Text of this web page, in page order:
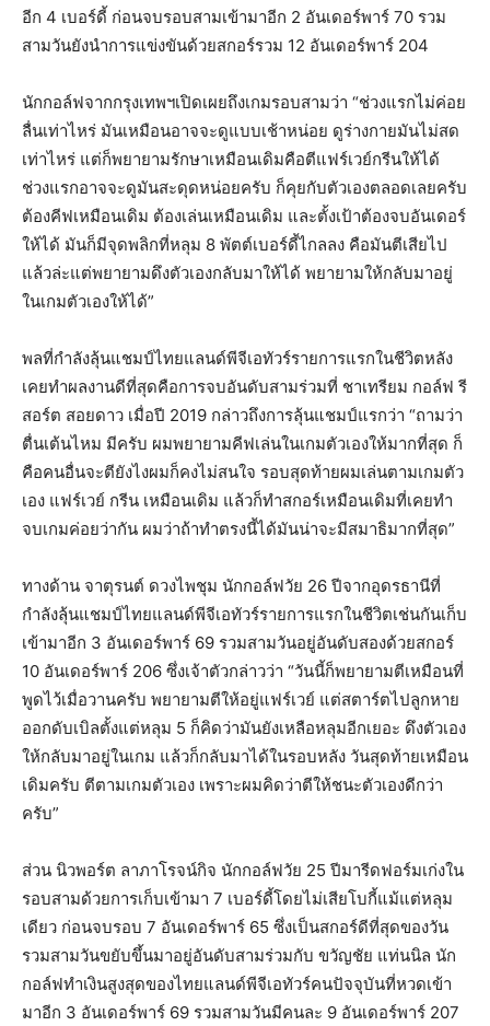
อีก 4 เบอร์ดี้ ก่อนจบรอบสามเข้ามาอีก 2 อันเดอร์พาร์ 70 รวม
สามวันยังนำการแข่งขันด้วยสกอร์รวม 12 อันเดอร์พาร์ 204
นักกอล์ฟจากกรุงเทพฯเปิดเผยถึงเกมรอบสามว่า “ช่วงแรกไม่ค่อย
ลื่นเท่าไหร่ มันเหมือนอาจจะดูแบบเช้าหน่อย ดูร่างกายมันไม่สด
เท่าไหร่ แต่ก็พยายามรักษาเหมือนเดิมคือตีแฟร์เวย์กรีนให้ได้
ช่วงแรกอาจจะดูมันสะดุดหน่อยครับ ก็คุยกับตัวเองตลอดเลยครับ
ต้องคีฟเหมือนเดิม ต้องเล่นเหมือนเดิม และตั้งเป้าต้องจบอันเดอร์
ให้ได้ มันก็มีจุดพลิกที่หลุม 8 พัตต์เบอร์ดี้ไกลลง คือมันตีเสียไป
แล้วล่ะแต่พยายามดึงตัวเองกลับมาให้ได้ พยายามให้กลับมาอยู่
ในเกมตัวเองให้ได้”
พลที่กำลังลุ้นแชมป์ไทยแลนด์พีจีเอทัวร์รายการแรกในชีวิตหลัง
เคยทำผลงานดีที่สุดคือการจบอันดับสามร่วมที่ ชาเทรียม กอล์ฟ รี
สอร์ต สอยดาว เมื่อปี 2019 กล่าวถึงการลุ้นแชมป์แรกว่า “ถามว่า
ตื่นเต้นไหม มีครับ ผมพยายามคีฟเล่นในเกมตัวเองให้มากที่สุด ก็
คือคนอื่นจะตียังไงผมก็คงไม่สนใจ รอบสุดท้ายผมเล่นตามเกมตัว
เอง แฟร์เวย์ กรีน เหมือนเดิม แล้วก็ทำสกอร์เหมือนเดิมที่เคยทำ
จบเกมค่อยว่ากัน ผมว่าถ้าทำตรงนี้ได้มันน่าจะมีสมาธิมากที่สุด”
ทางด้าน จาตุรนต์ ดวงไพชุม นักกอล์ฟวัย 26 ปีจากอุดรธานีที่
กำลังลุ้นแชมป์ไทยแลนด์พีจีเอทัวร์รายการแรกในชีวิตเช่นกันเก็บ
เข้ามาอีก 3 อันเดอร์พาร์ 69 รวมสามวันอยู่อันดับสองด้วยสกอร์
10 อันเดอร์พาร์ 206 ซึ่งเจ้าตัวกล่าวว่า “วันนี้ก็พยายามตีเหมือนที่
พูดไว้เมื่อวานครับ พยายามตีให้อยู่แฟร์เวย์ แต่สตาร์ตไปลูกหาย
ออกดับเบิลตั้งแต่หลุม 5 ก็คิดว่ามันยังเหลือหลุมอีกเยอะ ดึงตัวเอง
ให้กลับมาอยู่ในเกม แล้วก็กลับมาได้ในรอบหลัง วันสุดท้ายเหมือน
เดิมครับ ตีตามเกมตัวเอง เพราะผมคิดว่าตีให้ชนะตัวเองดีกว่า
ครับ”
ส่วน นิวพอร์ต ลาภาโรจน์กิจ นักกอล์ฟวัย 25 ปีมารีดฟอร์มเก่งใน
รอบสามด้วยการเก็บเข้ามา 7 เบอร์ดี้โดยไม่เสียโบกี้แม้แต่หลุม
เดียว ก่อนจบรอบ 7 อันเดอร์พาร์ 65 ซึ่งเป็นสกอร์ดีที่สุดของวัน
รวมสามวันขยับขึ้นมาอยู่อันดับสามร่วมกับ ขวัญชัย แท่นนิล นัก
กอล์ฟทำเงินสูงสุดของไทยแลนด์พีจีเอทัวร์คนปัจจุบันที่หวดเข้า
มาอีก 3 อันเดอร์พาร์ 69 รวมสามวันมีคนละ 9 อันเดอร์พาร์ 207